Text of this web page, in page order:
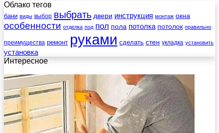
Облако тегов
бани виды выбор выбрать двери инструкция монтаж окна
особенности отделка под пол пола потолка потолок правильно
преимущества ремонт руками сделать стен укладка установить
установка
Интересное